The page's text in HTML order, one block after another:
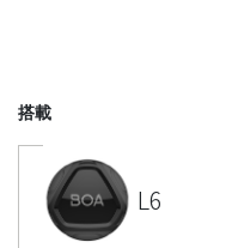
搭載
L6